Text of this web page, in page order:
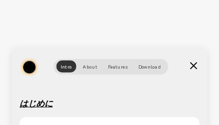
Intro About Features Download
はじめに